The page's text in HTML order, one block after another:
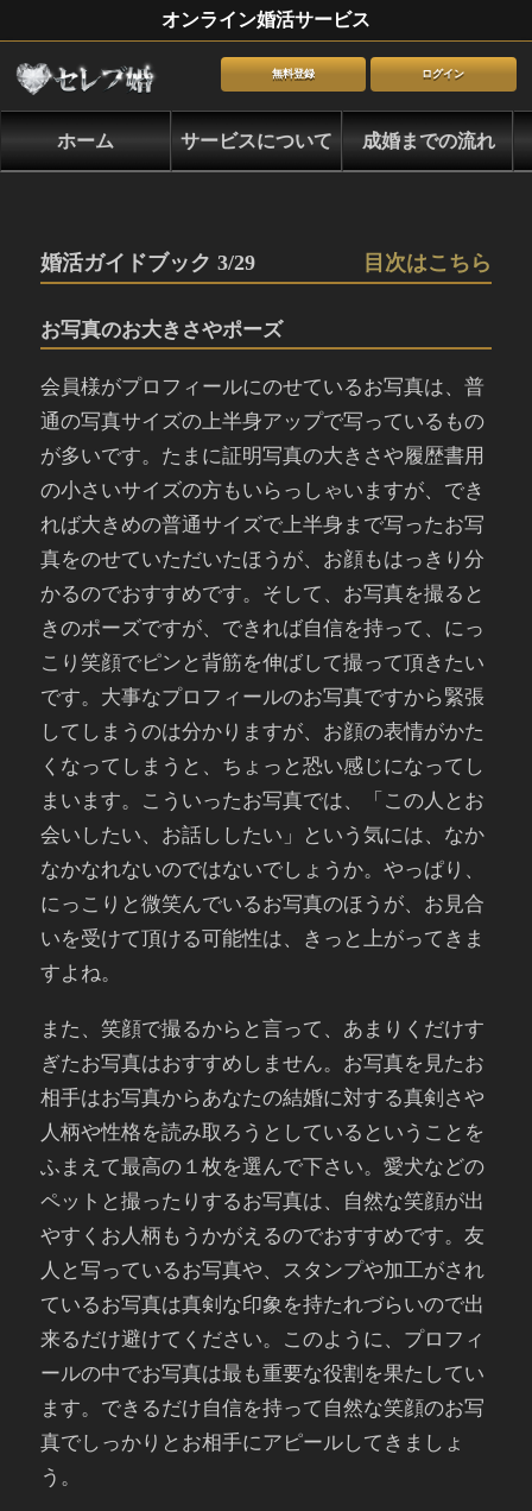
オンライン婚活サービス
無料登録 ログイン
ホーム サービスについて 成婚までの流れ
婚活ガイドブック 3/29 目次はこちら
お写真のお大きさやポーズ
会員様がプロフィールにのせているお写真は、普
通の写真サイズの上半身アップで写っているもの
が多いです。たまに証明写真の大きさや履歴書用
の小さいサイズの方もいらっしゃいますが、でき
れば大きめの普通サイズで上半身まで写ったお写
真をのせていただいたほうが、お顔もはっきり分
かるのでおすすめです。そして、お写真を撮ると
きのポーズですが、できれば自信を持って、にっ
こり笑顔でピンと背筋を伸ばして撮って頂きたい
です。大事なプロフィールのお写真ですから緊張
してしまうのは分かりますが、お顔の表情がかた
くなってしまうと、ちょっと恐い感じになってし
まいます。こういったお写真では、「この人とお
会いしたい、お話ししたい」という気には、なか
なかなれないのではないでしょうか。やっぱり、
にっこりと微笑んでいるお写真のほうが、お見合
いを受けて頂ける可能性は、きっと上がってきま
すよね。
また、笑顔で撮るからと言って、あまりくだけす
ぎたお写真はおすすめしません。お写真を見たお
相手はお写真からあなたの結婚に対する真剣さや
人柄や性格を読み取ろうとしているということを
ふまえて最高の１枚を選んで下さい。愛犬などの
ペットと撮ったりするお写真は、自然な笑顔が出
やすくお人柄もうかがえるのでおすすめです。友
人と写っているお写真や、スタンプや加工がされ
ているお写真は真剣な印象を持たれづらいので出
来るだけ避けてください。このように、プロフィ
ールの中でお写真は最も重要な役割を果たしてい
ます。できるだけ自信を持って自然な笑顔のお写
真でしっかりとお相手にアピールしてきましょ
う。